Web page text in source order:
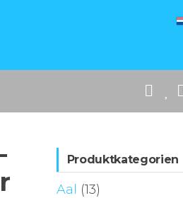
Produktkategorien
Aal
(13)